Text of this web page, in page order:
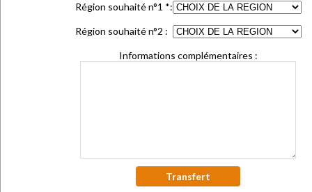
Région souhaité n°1 *:
Région souhaité n°2 :
Informations complémentaires :
Transfert